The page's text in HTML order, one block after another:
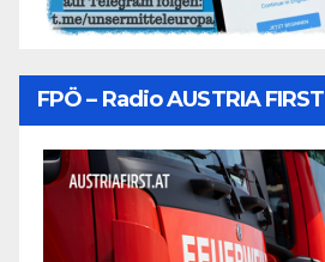
FPÖ – Radio AUSTRIA FIRST